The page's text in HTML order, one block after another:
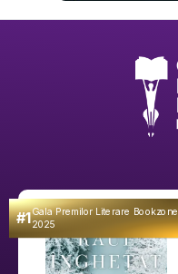
#1Gala Premilor Literare Bookzone
2025